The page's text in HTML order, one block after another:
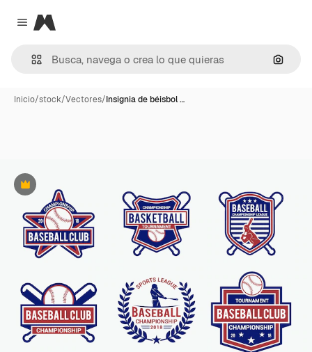
Close menu
Magnific
Inicio/stock/Vectores/Insignia de béisbol …
Premium